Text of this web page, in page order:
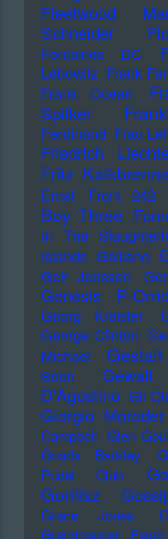
Fleetwood
Schneider
Fontaines DC
Lebowitz Frank
Frank Ocean
Spilker
Ferdinand Frau
Friedrich
Fritz
Ernst
Front 242
Boy Three
In The
Islands Galliano
Geir Jenssen
Genesis P-
Georg Kreisler
George Clinton
Michael
Soon
Gewalt
D'Agostino Gil
Giorgio Moroder
Campbell Glen
Gnarls Barkley
Pudel Club
Gorillaz
Grace Jones
Grandmaster